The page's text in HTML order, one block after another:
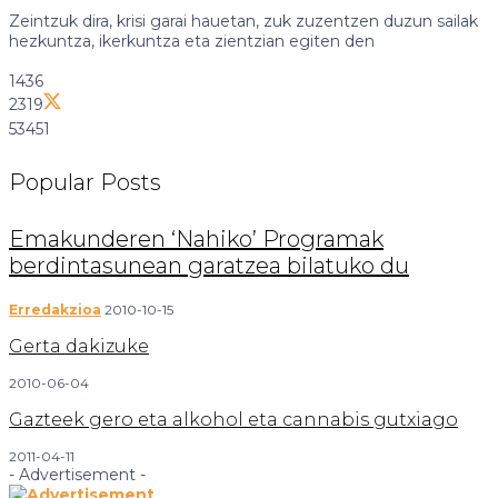
Zeintzuk dira, krisi garai hauetan, zuk zuzentzen duzun sailak
hezkuntza, ikerkuntza eta zientzian egiten den
1436
2319
53451
Popular Posts
Emakunderen ‘Nahiko’ Programak
berdintasunean garatzea bilatuko du
Erredakzioa 2010-10-15
Gerta dakizuke
2010-06-04
Gazteek gero eta alkohol eta cannabis gutxiago
2011-04-11
- Advertisement -